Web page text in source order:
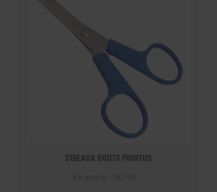
CISEAUX BOUTS POINTUS
En stock - SCI-01